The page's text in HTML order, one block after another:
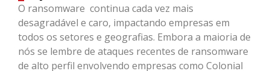
O ransomware continua cada vez mais
desagradável e caro, impactando empresas em
todos os setores e geografias. Embora a maioria de
nós se lembre de ataques recentes de ransomware
de alto perfil envolvendo empresas como Colonial